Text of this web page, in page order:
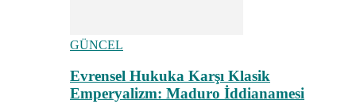
GÜNCEL
Evrensel Hukuka Karşı Klasik
Emperyalizm: Maduro İddianamesi